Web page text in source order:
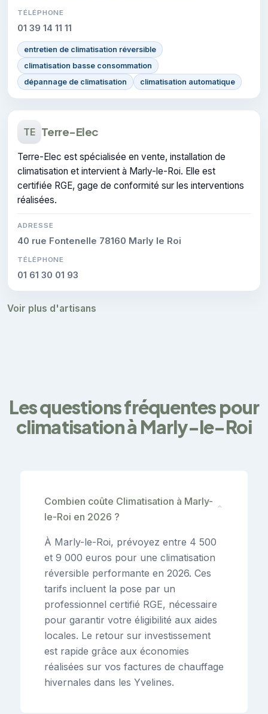
TÉLÉPHONE
01 39 14 11 11
entretien de climatisation réversible
climatisation basse consommation
dépannage de climatisation
climatisation automatique
TE Terre-Elec
Terre-Elec est spécialisée en vente, installation de
climatisation et intervient à Marly-le-Roi. Elle est
certifiée RGE, gage de conformité sur les interventions
réalisées.
ADRESSE
40 rue Fontenelle 78160 Marly le Roi
TÉLÉPHONE
01 61 30 01 93
Voir plus d'artisans
Les questions fréquentes pour
climatisation à Marly-le-Roi
Combien coûte Climatisation à Marly-
le-Roi en 2026 ?
⌄
À Marly-le-Roi, prévoyez entre 4 500
et 9 000 euros pour une climatisation
réversible performante en 2026. Ces
tarifs incluent la pose par un
professionnel certifié RGE, nécessaire
pour garantir votre éligibilité aux aides
locales. Le retour sur investissement
est rapide grâce aux économies
réalisées sur vos factures de chauffage
hivernales dans les Yvelines.